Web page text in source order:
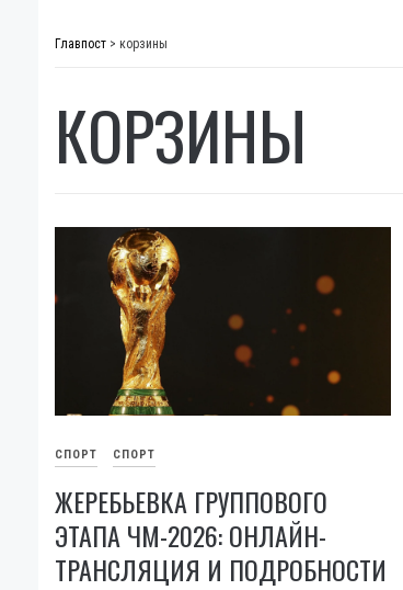
Главпост > корзины
КОРЗИНЫ
СПОРТ СПОРТ
ЖЕРЕБЬЕВКА ГРУППОВОГО
ЭТАПА ЧМ-2026: ОНЛАЙН-
ТРАНСЛЯЦИЯ И ПОДРОБНОСТИ